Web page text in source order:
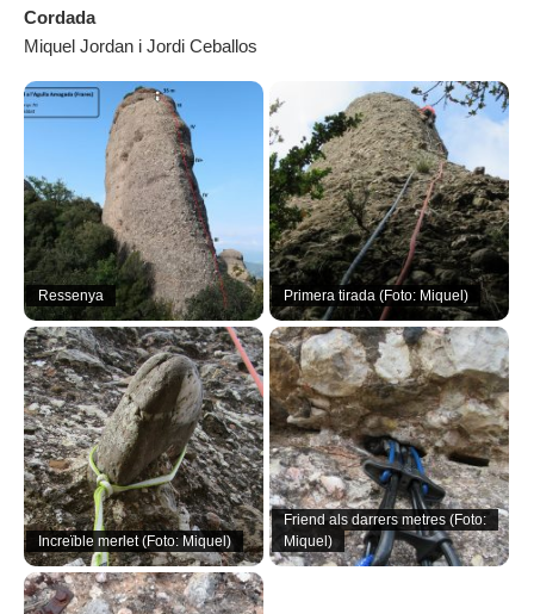
Cordada
Miquel Jordan i Jordi Ceballos
Ressenya Primera tirada (Foto: Miquel)
Increïble merlet (Foto: Miquel)
Friend als darrers metres (Foto:
Miquel)